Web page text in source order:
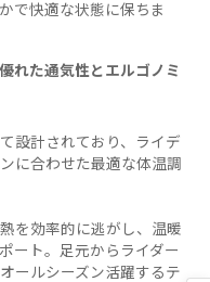
で快適な状態に保ちま
れた通気性とエルゴノミ
設計されており、ライデ
に合わせた最適な体温調
を効率的に逃がし、温暖
ート。足元からライダー
ールシーズン活躍するテ